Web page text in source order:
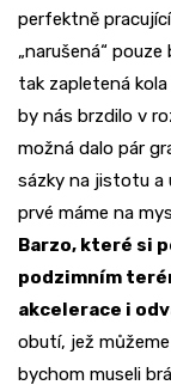
perfektně
„narušená“
tak zapletená
by nás brzdilo v
možná dalo pár
sázky na jistotu a
prvé máme na
Barzo, které si
podzimním
akcelerace i
obutí, jež
bychom museli